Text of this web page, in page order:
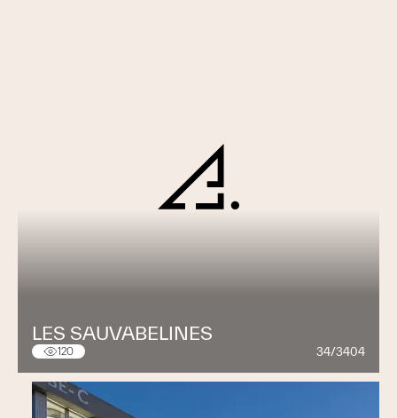
LES SAUVABELINES
120 34/3404